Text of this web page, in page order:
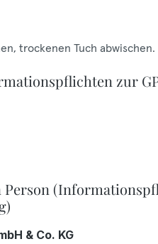
trockenen Tuch abwischen.
zur
& Co. KG